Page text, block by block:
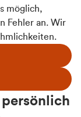
möglich,
Fehler an. Wir